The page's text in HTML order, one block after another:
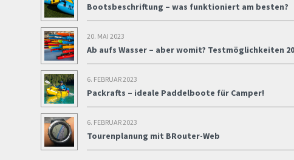
Bootsbeschriftung – was funktioniert am besten?
20. MAI 2023
Ab aufs Wasser – aber womit? Testmöglichkeiten
6. FEBRUAR 2023
Packrafts – ideale Paddelboote für Camper!
6. FEBRUAR 2023
Tourenplanung mit BRouter-Web